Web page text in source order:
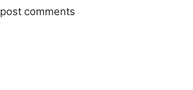
comments